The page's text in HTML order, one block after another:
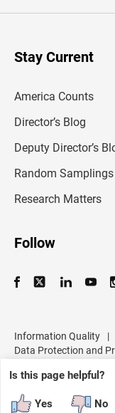
Is this page helpful?
Yes No
d
Stay Current
America Counts
Director’s Blog
Deputy Director’s
Random Samplings
Research Matters
Follow
Information Quality |
Data Protection and
U.S. Department of